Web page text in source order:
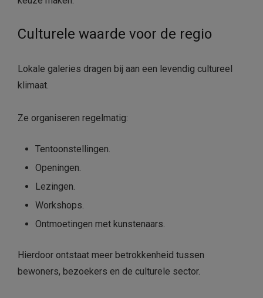
Culturele waarde voor de regio
Lokale galeries dragen bij aan een levendig cultureel
klimaat.
Ze organiseren regelmatig:
Tentoonstellingen.
Openingen.
Lezingen.
Workshops.
Ontmoetingen met kunstenaars.
Hierdoor ontstaat meer betrokkenheid tussen
bewoners, bezoekers en de culturele sector.